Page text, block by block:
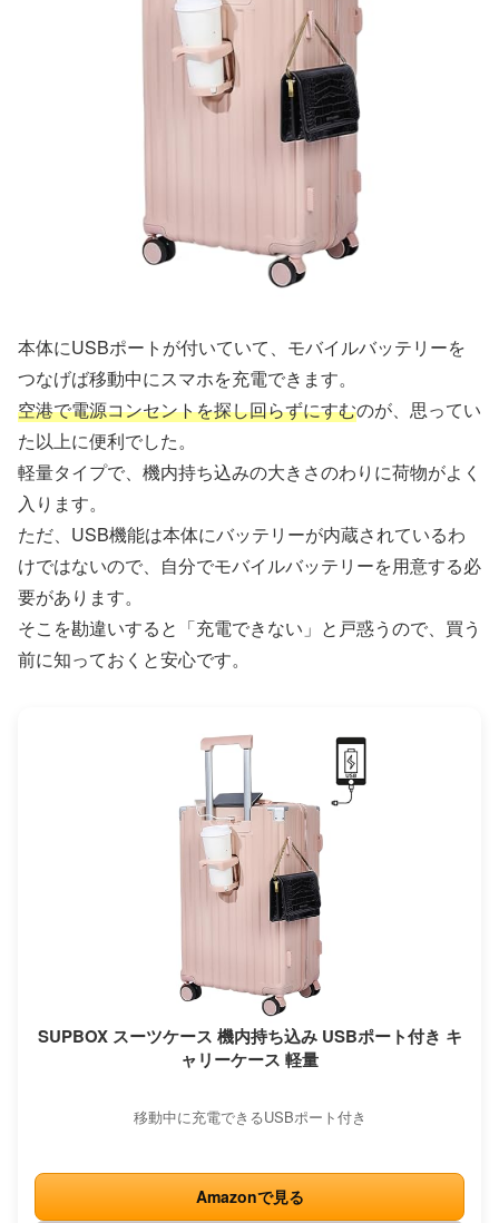
本体にUSBポートが付いていて、モバイルバッテリーを
つなげば移動中にスマホを充電できます。
空港で電源コンセントを探し回らずにすむのが、思ってい
た以上に便利でした。
軽量タイプで、機内持ち込みの大きさのわりに荷物がよく
入ります。
ただ、USB機能は本体にバッテリーが内蔵されているわ
けではないので、自分でモバイルバッテリーを用意する必
要があります。
そこを勘違いすると「充電できない」と戸惑うので、買う
前に知っておくと安心です。
SUPBOX スーツケース 機内持ち込み USBポート付き キ
ャリーケース 軽量
移動中に充電できるUSBポート付き
Amazonで見る